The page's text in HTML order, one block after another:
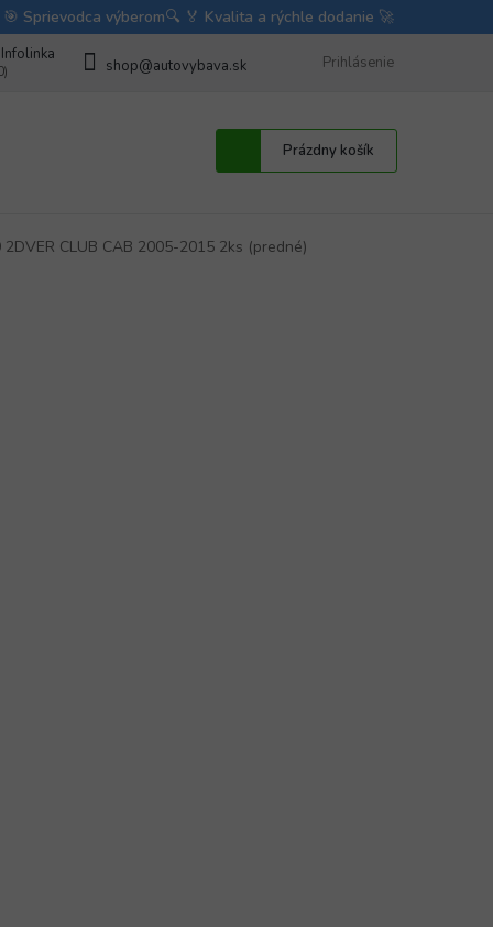
Fotorecenzie autodoplnkov od zákazníkov BLOG
shop@autovybava.sk Prihlásenie
Nákupný
košík
Prázdny košík
CLUB CAB 2005-2015 2ks (predné)